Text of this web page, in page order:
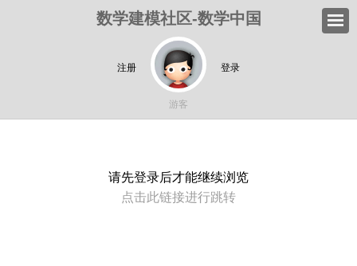
数学建模社区-数学中国
注册 登录
游客
请先登录后才能继续浏览
点击此链接进行跳转